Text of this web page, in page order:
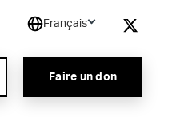
Français
Faire un don